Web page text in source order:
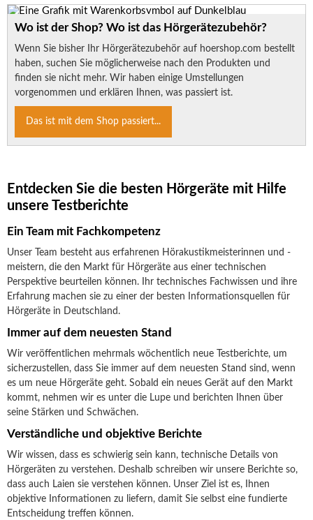
Wo ist der Shop? Wo ist das Hörgerätezubehör?
Wenn Sie bisher Ihr Hörgerätezubehör auf hoershop.com bestellt
haben, suchen Sie möglicherweise nach den Produkten und
finden sie nicht mehr. Wir haben einige Umstellungen
vorgenommen und erklären Ihnen, was passiert ist.
Das ist mit dem Shop passiert...
Entdecken Sie die besten Hörgeräte mit Hilfe
unsere Testberichte
Ein Team mit Fachkompetenz
Unser Team besteht aus erfahrenen Hörakustikmeisterinnen und -
meistern, die den Markt für Hörgeräte aus einer technischen
Perspektive beurteilen können. Ihr technisches Fachwissen und ihre
Erfahrung machen sie zu einer der besten Informationsquellen für
Hörgeräte in Deutschland.
Immer auf dem neuesten Stand
Wir veröffentlichen mehrmals wöchentlich neue Testberichte, um
sicherzustellen, dass Sie immer auf dem neuesten Stand sind, wenn
es um neue Hörgeräte geht. Sobald ein neues Gerät auf den Markt
kommt, nehmen wir es unter die Lupe und berichten Ihnen über
seine Stärken und Schwächen.
Verständliche und objektive Berichte
Wir wissen, dass es schwierig sein kann, technische Details von
Hörgeräten zu verstehen. Deshalb schreiben wir unsere Berichte so,
dass auch Laien sie verstehen können. Unser Ziel ist es, Ihnen
objektive Informationen zu liefern, damit Sie selbst eine fundierte
Entscheidung treffen können.